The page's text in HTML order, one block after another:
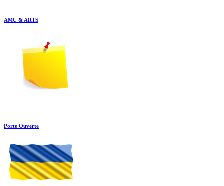
AMU & ARTS
Porte Ouverte